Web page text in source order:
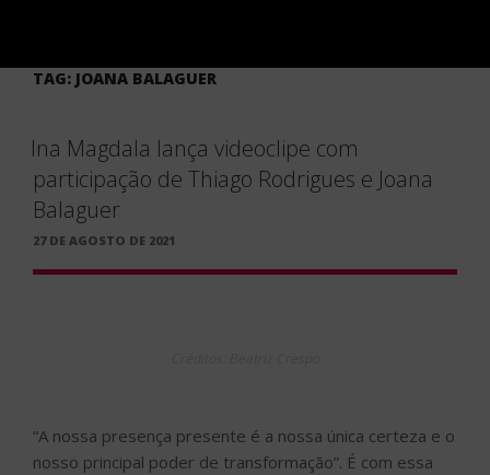
TAG: JOANA BALAGUER
Ina Magdala lança videoclipe com
participação de Thiago Rodrigues e Joana
Balaguer
PUBLICADO
27 DE AGOSTO DE 2021
“A nossa presença presente é a nossa única certeza e o
nosso principal poder de transformação”. É com essa